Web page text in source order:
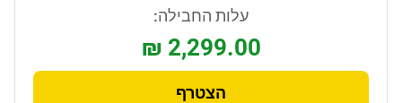
עלות החבילה:
₪ 2,299.00
הצטרף